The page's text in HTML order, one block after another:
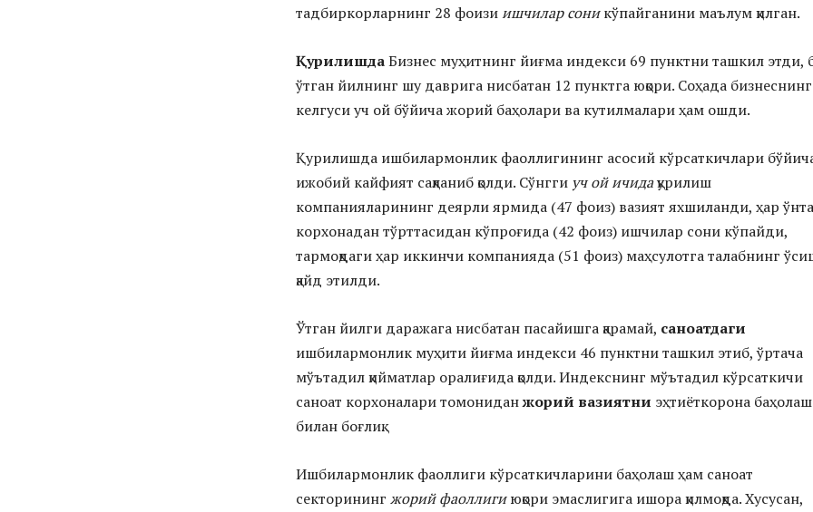
тадбиркорларнинг 28 фоизиишчилар соникўпайганини маълум қилган.
ҚурилишдаБизнес муҳитнинг йиғма индекси 69 пунктни ташкил этди,
ўтган йилнинг шу даврига нисбатан 12 пунктга юқори. Соҳада бизнеснинг
келгуси уч ой бўйича жорий баҳолари ва кутилмалари ҳам ошди.
Қурилишда ишбилармонлик фаоллигининг асосий кўрсаткичлари
ижобий кайфият сақланиб қолди. Сўнгги уч ой ичидақурилиш
компанияларининг деярли ярмида (47 фоиз) вазият яхшиланди, ҳар ўнта
корхонадан тўрттасидан кўпроғида (42 фоиз) ишчилар сони кўпайди,
тармоқдаги ҳар иккинчи компанияда (51 фоиз) маҳсулотга талабнинг
қайд этилди.
Ўтган йилги даражага нисбатан пасайишга қарамай, саноатдаги
ишбилармонлик муҳити йиғма индекси 46 пунктни ташкил этиб, ўртача
мўътадил қийматлар оралиғида қолди. Индекснинг мўътадил кўрсаткичи
саноат корхоналари томониданжорий вазиятни эҳтиёткорона баҳолаш
билан боғлиқ.
Ишбилармонлик фаоллиги кўрсаткичларини баҳолаш ҳам саноат
секторининг жорий фаоллигиюқори эмаслигига ишора қилмоқда. Хусусан,